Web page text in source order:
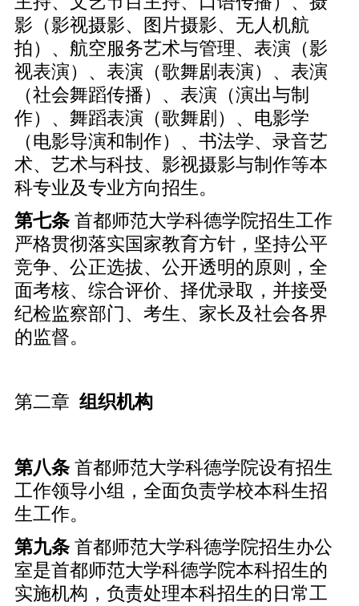
影（影视摄影、图片摄影、无人机航
拍）、航空服务艺术与管理、表演（影
视表演）、表演（歌舞剧表演）、表演
（社会舞蹈传播）、表演（演出与制
作）、舞蹈表演（歌舞剧）、电影学
（电影导演和制作）、书法学、录音艺
术、艺术与科技、影视摄影与制作等本
科专业及专业方向招生。
第七条 首都师范大学科德学院招生工作
严格贯彻落实国家教育方针，坚持公平
竞争、公正选拔、公开透明的原则，全
面考核、综合评价、择优录取，并接受
纪检监察部门、考生、家长及社会各界
的监督。
第二章 组织机构
第八条 首都师范大学科德学院设有招生
工作领导小组，全面负责学校本科生招
生工作。
第九条 首都师范大学科德学院招生办公
室是首都师范大学科德学院本科招生的
实施机构，负责处理本科招生的日常工